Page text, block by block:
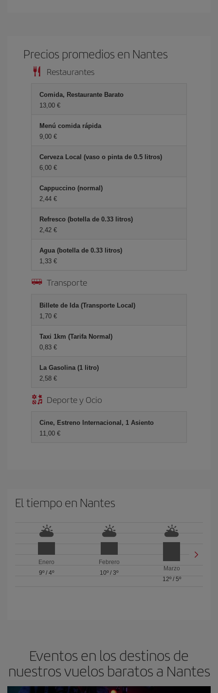
Precios promedios en Nantes
Restaurantes
Comida, Restaurante Barato
13,00 €
Menú comida rápida
9,00 €
Cerveza Local (vaso o pinta de 0.5 litros)
6,00 €
Cappuccino (normal)
2,44 €
Refresco (botella de 0.33 litros)
2,42 €
Agua (botella de 0.33 litros)
1,33 €
Transporte
Billete de Ida (Transporte Local)
1,70 €
Taxi 1km (Tarifa Normal)
0,83 €
La Gasolina (1 litro)
2,58 €
Deporte y Ocio
Cine, Estreno Internacional, 1 Asiento
11,00 €
El tiempo en Nantes
Enero
9º/ 4º
Febrero
10º / 3º
Marzo
12º/ 5º
Eventos en los destinos de
nuestros vuelos baratos a Nantes